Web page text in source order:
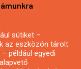
sütiket –
az eszközön tárolt
például egyedi